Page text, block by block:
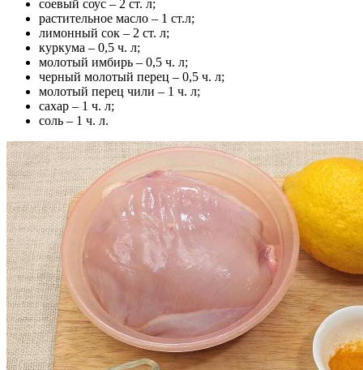
соевый соус – 2 ст. л;
растительное масло – 1 ст.л;
лимонный сок – 2 ст. л;
куркума – 0,5 ч. л;
молотый имбирь – 0,5 ч. л;
черный молотый перец – 0,5 ч. л;
молотый перец чили – 1 ч. л;
сахар – 1 ч. л;
соль – 1 ч. л.